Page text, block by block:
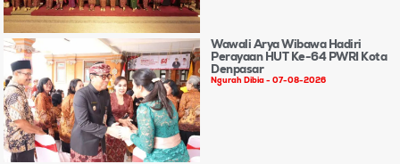
Wawali Arya Wibawa Hadiri
Perayaan HUT Ke-64 PWRI Kota
Denpasar
Ngurah Dibia 07-08-2026